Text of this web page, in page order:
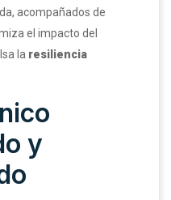
acompañados de
el impacto del
la resiliencia
y